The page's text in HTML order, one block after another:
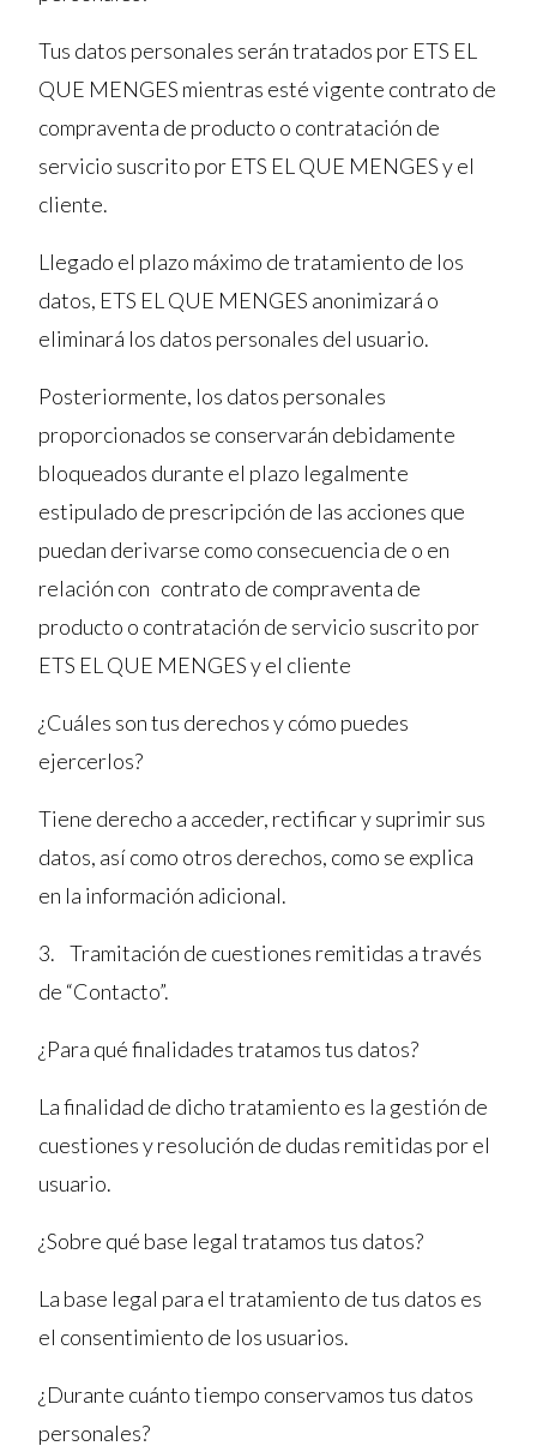
Tus datos personales serán tratados por ETS EL
QUE MENGES mientras esté vigente contrato de
compraventa de producto o contratación de
servicio suscrito por ETS EL QUE MENGES y el
cliente.
Llegado el plazo máximo de tratamiento de los
datos, ETS EL QUE MENGES anonimizará o
eliminará los datos personales del usuario.
Posteriormente, los datos personales
proporcionados se conservarán debidamente
bloqueados durante el plazo legalmente
estipulado de prescripción de las acciones que
puedan derivarse como consecuencia de o en
relación con contrato de compraventa de
producto o contratación de servicio suscrito por
ETS EL QUE MENGES y el cliente
¿Cuáles son tus derechos y cómo puedes
ejercerlos?
Tiene derecho a acceder, rectificar y suprimir sus
datos, así como otros derechos, como se explica
en la información adicional.
3. Tramitación de cuestiones remitidas a través
de “Contacto”.
¿Para qué finalidades tratamos tus datos?
La finalidad de dicho tratamiento es la gestión de
cuestiones y resolución de dudas remitidas por el
usuario.
¿Sobre qué base legal tratamos tus datos?
La base legal para el tratamiento de tus datos es
el consentimiento de los usuarios.
¿Durante cuánto tiempo conservamos tus datos
personales?